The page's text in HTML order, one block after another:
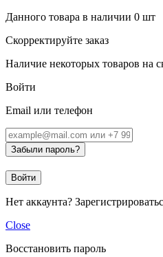
Данного товара в наличии 0 шт
Скорректируйте заказ
Наличие некоторых товаров на
Войти
Email или телефон
Забыли пароль?
Войти
Нет аккаунта?
Close
Восстановить пароль